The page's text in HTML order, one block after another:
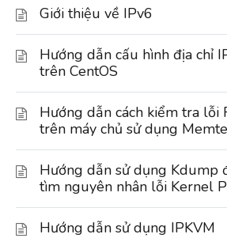
Giới thiệu về IPv6
Hướng dẫn cấu hình địa chỉ
trên CentOS
Hướng dẫn cách kiểm tra lỗi
trên máy chủ sử dụng
Hướng dẫn sử dụng Kdump
tìm nguyên nhân lỗi Kernel
Hướng dẫn sử dụng IPKVM